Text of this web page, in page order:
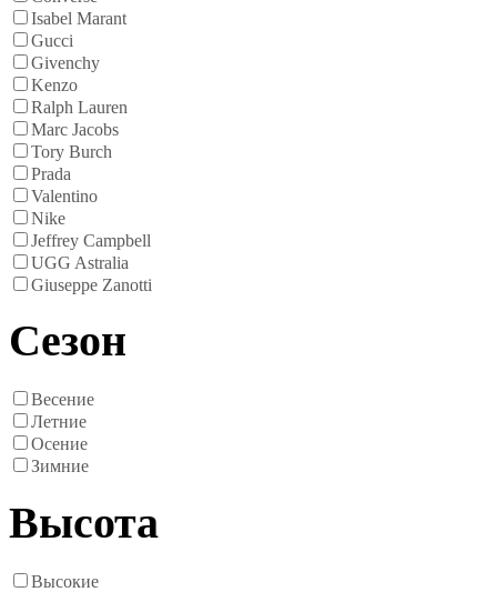
Isabel Marant
Gucci
Givenchy
Kenzo
Ralph Lauren
Marc Jacobs
Tory Burch
Prada
Valentino
Nike
Jeffrey Campbell
UGG Astralia
Giuseppe Zanotti
Сезон
Весение
Летние
Осение
Зимние
Высота
Высокие